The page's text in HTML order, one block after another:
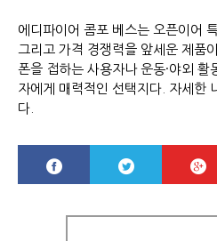
에디파이어 콤포 베스는 오픈이어
그리고 가격 경쟁력을 앞세운 제품
폰을 접하는 사용자나 운동·야외 활
자에게 매력적인 선택지다. 자세한
다.